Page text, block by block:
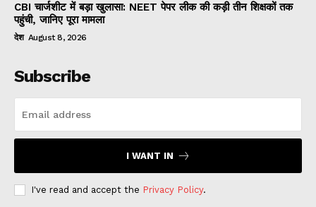
CBI चार्जशीट में बड़ा खुलासा: NEET पेपर लीक की कड़ी तीन शिक्षकों तक
पहुंची, जानिए पूरा मामला
देश August 8, 2026
Subscribe
I WANT IN
I've read and accept the Privacy Policy.